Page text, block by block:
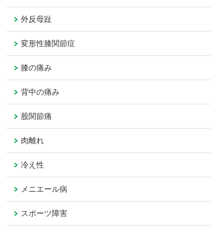
外反母趾
変形性膝関節症
膝の痛み
背中の痛み
股関節痛
肉離れ
冷え性
メニエール病
スポーツ障害